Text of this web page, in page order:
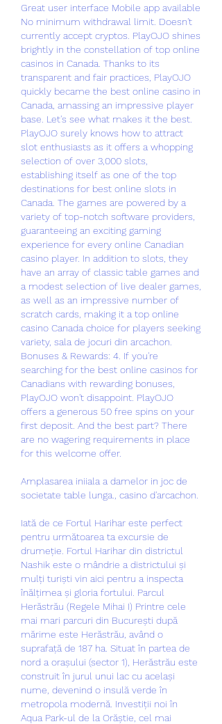
Great user interface Mobile app available
No minimum withdrawal limit. Doesn't
currently accept cryptos. PlayOJO shines
brightly in the constellation of top online
casinos in Canada. Thanks to its
transparent and fair practices, PlayOJO
quickly became the best online casino in
Canada, amassing an impressive player
base. Let's see what makes it the best.
PlayOJO surely knows how to attract
slot enthusiasts as it offers a whopping
selection of over 3,000 slots,
establishing itself as one of the top
destinations for best online slots in
Canada. The games are powered by a
variety of top-notch software providers,
guaranteeing an exciting gaming
experience for every online Canadian
casino player. In addition to slots, they
have an array of classic table games and
a modest selection of live dealer games,
as well as an impressive number of
scratch cards, making it a top online
casino Canada choice for players seeking
variety, sala de jocuri din arcachon.
Bonuses & Rewards: 4. If you're
searching for the best online casinos for
Canadians with rewarding bonuses,
PlayOJO won't disappoint. PlayOJO
offers a generous 50 free spins on your
first deposit. And the best part? There
are no wagering requirements in place
for this welcome offer.
Amplasarea iniiala a damelor in joc de
societate table lunga., casino d'arcachon.
Iată de ce Fortul Harihar este perfect
pentru următoarea ta excursie de
drumeție. Fortul Harihar din districtul
Nashik este o mândrie a districtului și
mulți turiști vin aici pentru a inspecta
înălțimea și gloria fortului. Parcul
Herăstrău (Regele Mihai I) Printre cele
mai mari parcuri din București după
mărime este Herăstrău, având o
suprafață de 187 ha. Situat în partea de
nord a orașului (sector 1), Herăstrău este
construit în jurul unui lac cu același
nume, devenind o insulă verde în
metropola modernă. Investiții noi în
Aqua Park-ul de la Orăștie, cel mai